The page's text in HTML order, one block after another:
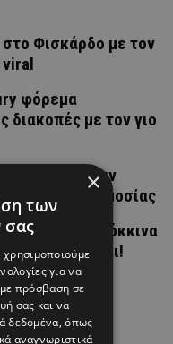
Φισκάρδο με τον
viral
φόρεμα
διακοπές με τον γιο
παρέδωσαν
τελετή ορκωμοσίας
με τα κόκκινα
και χωρίζονται!
×
των
σας
χρησιμοποιούμε
για να
πρόσβαση σε
σας και να
δεδομένα, όπως
αναγνωριστικά